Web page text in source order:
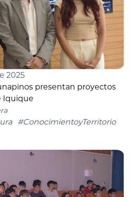
2025
presentan proyectos
Iquique
#ConocimientoyTerritorio